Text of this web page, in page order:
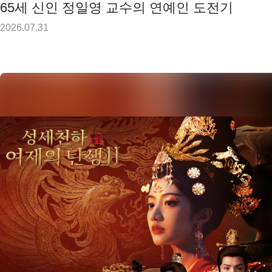
65세 신인 정일영 교수의 연예인 도전기
2026.07.31